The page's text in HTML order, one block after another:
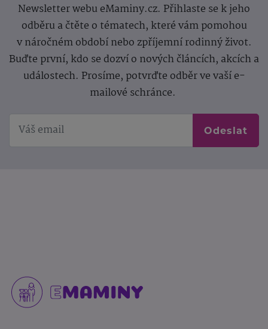
Newsletter webu eMaminy.cz. Přihlaste se k jeho
odběru a čtěte o tématech, které vám pomohou
v náročném období nebo zpříjemní rodinný život.
Buďte první, kdo se dozví o nových článcích, akcích a
událostech. Prosíme, potvrďte odběr ve vaší e-
mailové schránce.
Odeslat